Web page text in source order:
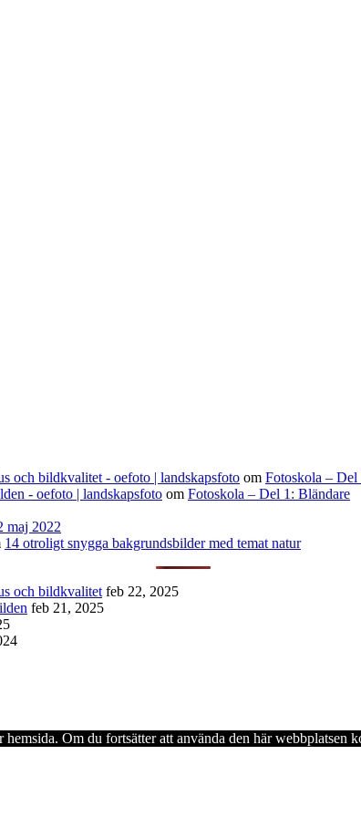
och bildkvalitet - oefoto | landskapsfoto om Fotoskola – Del
- oefoto | landskapsfoto om Fotoskola – Del 1: Bländare
maj 2022
14 otroligt snygga bakgrundsbilder med temat natur
och bildkvalitet feb 22, 2025
feb 21, 2025
Om du fortsätter att använda den här webbplatsen